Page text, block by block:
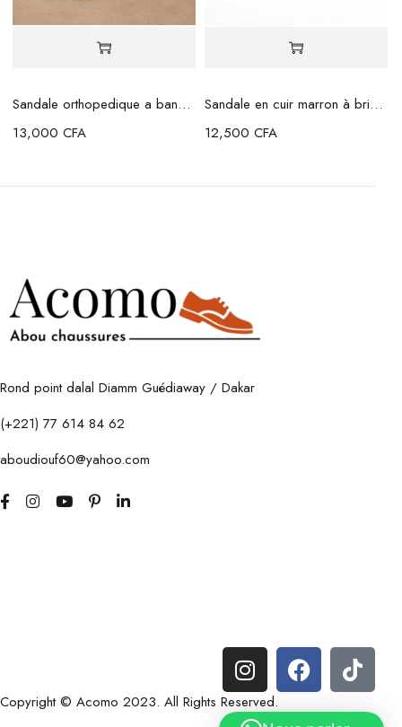
Sandale orthopedique a bande marron beige
13,000 CFA
Sandale en cuir marron à brides croisées
12,500 CFA
Rond point dalal Diamm Guédiaway / Dakar
(+221) 77 614 84 62
aboudiouf60@yahoo.com
Copyright © Acomo 2023. All Rights Reserved.